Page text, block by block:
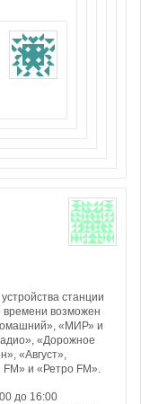
станции
времени возможен
«МИР» и
«Дорожное
«Август»,
и «Ретро FM».
до 16:00